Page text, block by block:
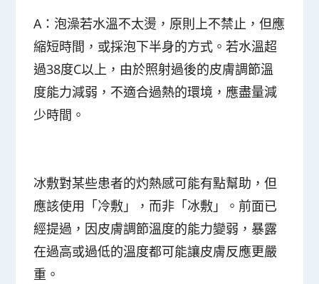
A：泡澡若水溫不太燙，原則上不禁止，但應
縮短時間，或採泡下半身的方式。若水溫超
過38度C以上，由於照射過後的皮膚調節溫
度能力減弱，不適合過熱的環境，應盡量減
少時間。
冰敷對某些患者的灼熱感可能有點幫助，但
應該使用「冷敷」，而非「冰敷」。前面已
經提過，因皮膚調節溫度的能力變弱，暴露
在過高或過低的溫度都可能讓皮膚反應更嚴
重。